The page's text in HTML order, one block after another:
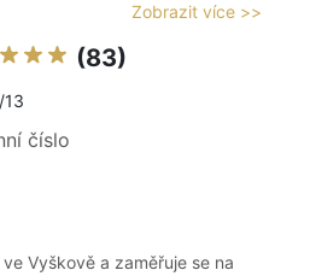
Zobrazit více >>
(83)
číslo
Vyškově a zaměřuje se na